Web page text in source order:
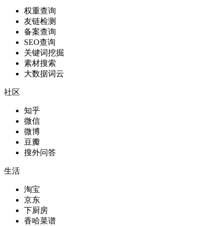
权重查询
友链检测
备案查询
SEO查询
关键词挖掘
素材搜索
大数据词云
社区
知乎
微信
微博
豆瓣
搜外问答
生活
淘宝
京东
下厨房
香哈菜谱